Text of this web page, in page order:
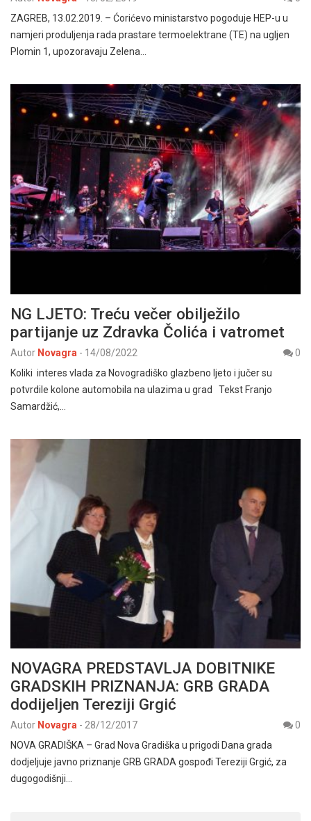
ZAGREB, 13.02.2019. – Ćorićevo ministarstvo pogoduje HEP-u u
namjeri produljenja rada prastare termoelektrane (TE) na ugljen
Plomin 1, upozoravaju Zelena…
NG LJETO: Treću večer obilježilo
partijanje uz Zdravka Čolića i vatromet
Autor Novagra - 14/08/2022
0
Koliki interes vlada za Novogradiško glazbeno ljeto i jučer su
potvrdile kolone automobila na ulazima u grad Tekst Franjo
Samardžić,…
NOVAGRA PREDSTAVLJA DOBITNIKE
GRADSKIH PRIZNANJA: GRB GRADA
dodijeljen Tereziji Grgić
Autor Novagra - 28/12/2017
0
NOVA GRADIŠKA – Grad Nova Gradiška u prigodi Dana grada
dodjeljuje javno priznanje GRB GRADA gospođi Tereziji Grgić, za
dugogodišnji…